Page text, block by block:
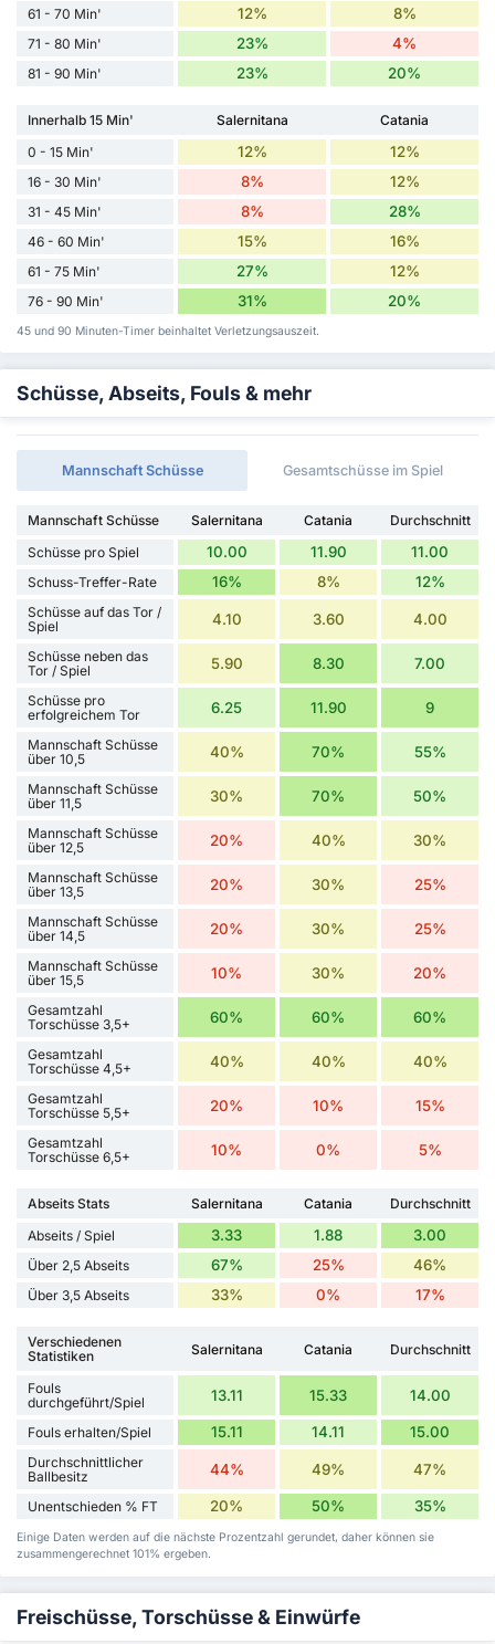
61 - 70 Min' 12% 8%
71 - 80 Min' 23% 4%
81 - 90 Min' 23% 20%
Innerhalb 15 Min' Salernitana
Catania
0 - 15 Min'
12% 12%
16 - 30 Min' 8% 12%
31 - 45 Min' 8% 28%
46 - 60 Min' 15% 16%
61 - 75 Min' 27% 12%
76 - 90 Min' 31% 20%
45 und 90 Minuten-Timer beinhaltet Verletzungsauszeit.
Schüsse, Abseits, Fouls & mehr
Mannschaft Schüsse Gesamtschüsse im Spiel
Mannschaft Schüsse Salernitana Catania
Durchschnitt
Schüsse pro Spiel
10.00 11.90 11.00
Schuss-Treffer-Rate 16% 8% 12%
Schüsse auf das Tor /
Spiel
4.10 3.60 4.00
Schüsse neben das
Tor / Spiel
5.90 8.30 7.00
Schüsse pro
erfolgreichem Tor
6.25 11.90 9
Mannschaft Schüsse
über 10,5
40% 70% 55%
Mannschaft Schüsse
über 11,5
30% 70% 50%
Mannschaft Schüsse
über 12,5
20% 40% 30%
Mannschaft Schüsse
über 13,5
20% 30% 25%
Mannschaft Schüsse
über 14,5
20% 30% 25%
Mannschaft Schüsse
über 15,5
10% 30% 20%
Gesamtzahl
Torschüsse 3,5+
60% 60% 60%
Gesamtzahl
Torschüsse 4,5+
40% 40% 40%
Gesamtzahl
Torschüsse 5,5+
20% 10% 15%
Gesamtzahl
Torschüsse 6,5+
10% 0% 5%
Abseits Stats Salernitana Catania
Durchschnitt
Abseits / Spiel
3.33 1.88 3.00
Über 2,5 Abseits 67% 25% 46%
Über 3,5 Abseits 33% 0% 17%
Verschiedenen
Statistiken
Salernitana Catania Durchschnitt
Fouls
durchgeführt/Spiel
13.11 15.33 14.00
Fouls erhalten/Spiel 15.11 14.11 15.00
Durchschnittlicher
Ballbesitz
44% 49% 47%
Unentschieden % FT 20% 50% 35%
Einige Daten werden auf die nächste Prozentzahl gerundet, daher können sie
zusammengerechnet 101% ergeben.
Freischüsse, Torschüsse & Einwürfe